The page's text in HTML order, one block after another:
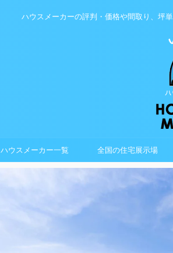
ハウスメーカーの評判・価格や間取り、坪
ハウスメーカー一覧 全国の住宅展示場